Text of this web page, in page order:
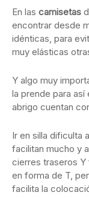
En las camisetas
encontrar desde
idénticas, para
muy elásticas
Y algo muy
la prende para
abrigo cuentan
Ir en silla dificulta
facilitan mucho y
cierres traseros Y
en forma de T,
facilita la